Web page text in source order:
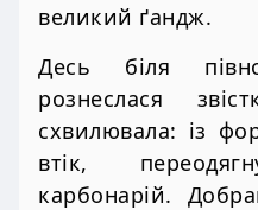
великий ґандж.
Десь біля
рознеслася
схвилювала: із
втік,
карбонарій.